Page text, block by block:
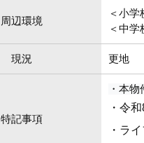
周辺環境
＜小
＜中
現況 更地
特記事項
・本
・令
・ラ